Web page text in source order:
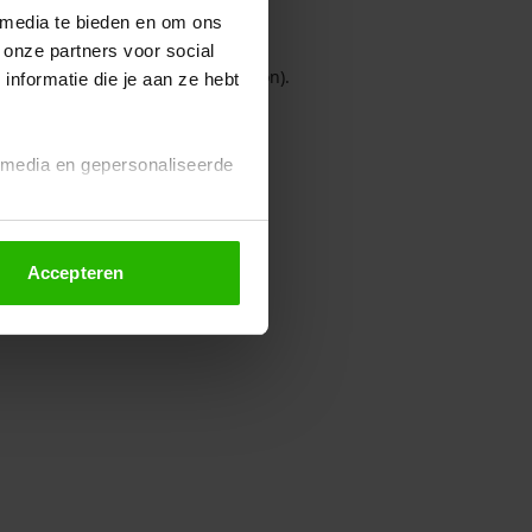
te bieden en om ons
partners voor social
die je aan ze hebt
en gepersonaliseerde
altijd wijzigen of
Accepteren
console for more information).